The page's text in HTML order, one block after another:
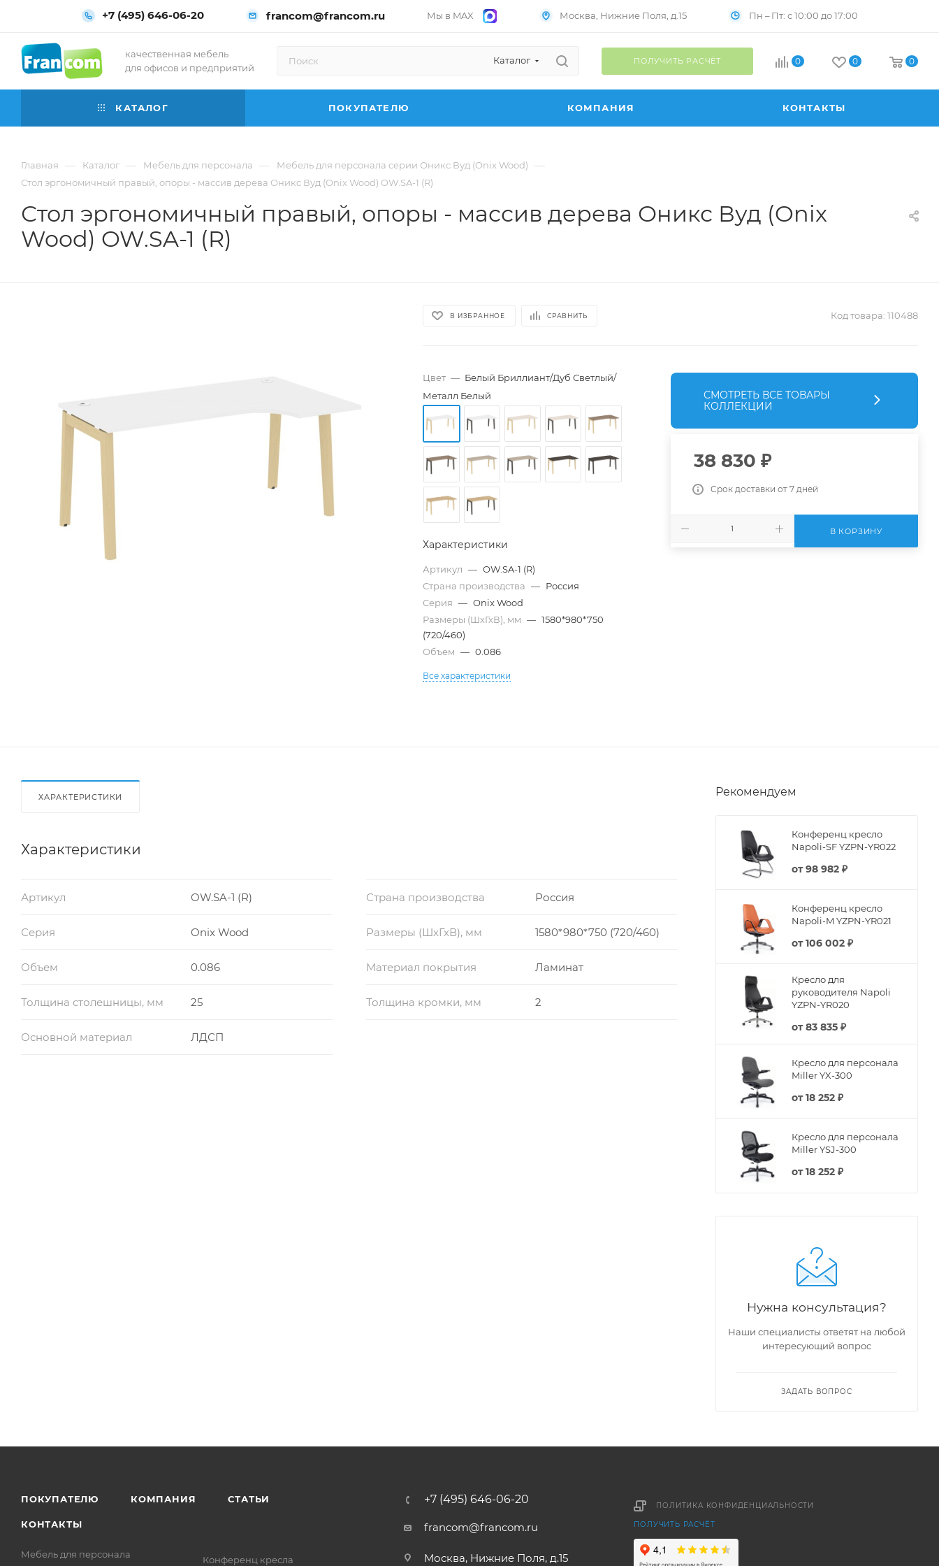
+7 (495) 646-06-20 francom@francom.ru Мы в MAX Москва, Нижние Поля, д.15 Пн – Пт: с 10:00 до 17:00
качественная мебель
для офисов и предприятий
Каталог ПОЛУЧИТЬ РАСЧЁТ 0 0 0
КАТАЛОГ ПОКУПАТЕЛЮ КОМПАНИЯ КОНТАКТЫ
Главная — Каталог — Мебель для персонала — Мебель для персонала серии Оникс Вуд (Onix Wood) —
Стол эргономичный правый, опоры - массив дерева Оникс Вуд (Onix Wood) OW.SA-1 (R)
Стол эргономичный правый, опоры - массив дерева Оникс Вуд (Onix
Wood) OW.SA-1 (R)
В ИЗБРАННОЕ СРАВНИТЬ Код товара: 110488
Цвет — Белый Бриллиант/Дуб Светлый/
Металл Белый
Характеристики
Артикул — OW.SA-1 (R)
Страна производства — Россия
Серия — Onix Wood
Размеры (ШхГхВ), мм — 1580*980*750
(720/460)
Объем — 0.086
Все характеристики
СМОТРЕТЬ ВСЕ ТОВАРЫ
КОЛЛЕКЦИИ
38 830 ₽
Срок доставки от 7 дней
В КОРЗИНУ
ХАРАКТЕРИСТИКИ
Характеристики
Артикул OW.SA-1 (R) Страна производства Россия
Серия Onix Wood Размеры (ШхГхВ), мм 1580*980*750 (720/460)
Объем 0.086 Материал покрытия Ламинат
Толщина столешницы, мм 25 Толщина кромки, мм 2
Основной материал ЛДСП
Рекомендуем
Конференц кресло
Napoli-SF YZPN-YR022
от98 982 ₽
Конференц кресло
Napoli-M YZPN-YR021
от106 002 ₽
Кресло для
руководителя Napoli
YZPN-YR020
от83 835 ₽
Кресло для персонала
Miller YX-300
от18 252 ₽
Кресло для персонала
Miller YSJ-300
от18 252 ₽
Нужна консультация?
Наши специалисты ответят на любой
интересующий вопрос
ЗАДАТЬ ВОПРОС
ПОКУПАТЕЛЮ КОМПАНИЯ СТАТЬИ
КОНТАКТЫ
Мебель для персонала Конференц кресла
+7 (495) 646-06-20
francom@francom.ru
Москва, Нижние Поля, д.15
ПОЛИТИКА КОНФИДЕНЦИАЛЬНОСТИ
ПОЛУЧИТЬ РАСЧЁТ